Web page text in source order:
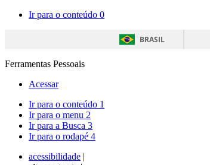
Ir para o conteúdo 0
BRASIL
Ferramentas Pessoais
Acessar
Ir para o conteúdo 1
Ir para o menu 2
Ir para a Busca 3
Ir para o rodapé 4
acessibilidade |